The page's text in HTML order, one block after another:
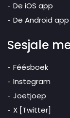
De iOS app
De Android app
Sesjale
Féésboek
Instegram
Joetjoep
X [Twitter]